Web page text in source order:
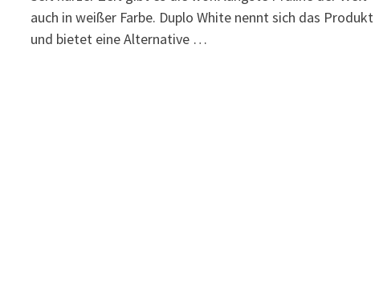
auch in weißer Farbe. Duplo White nennt sich das Produkt
und bietet eine Alternative …